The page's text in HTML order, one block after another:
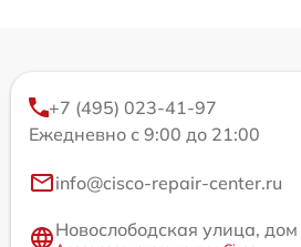
+7 (495) 023-41-97
Ежедневно с 9:00 до 21:00
info@cisco-repair-center.ru
Новослободская улица, дом